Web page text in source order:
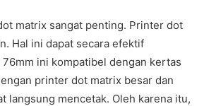
matrix sangat penting. Printer dot
Hal ini dapat secara efektif
ini kompatibel dengan kertas
printer dot matrix besar dan
langsung mencetak. Oleh karena itu,